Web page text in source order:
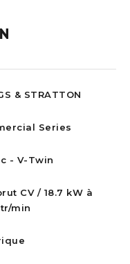
& STRATTON
Series
- V-Twin
CV / 18.7 kW à
min